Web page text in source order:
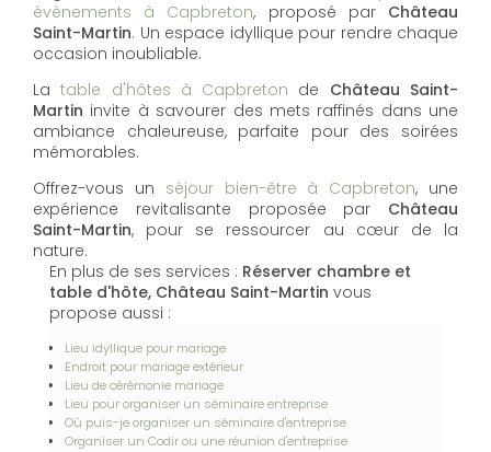
évènements à Capbreton, proposé par Château
Saint-Martin. Un espace idyllique pour rendre chaque
occasion inoubliable.
Latable d'hôtes à Capbreton de Château Saint-
Martin invite à savourer des mets raffinés dans une
ambiance chaleureuse, parfaite pour des soirées
mémorables.
Offrez-vous un séjour bien-être à Capbreton, une
expérience revitalisante proposée par Château
Saint-Martin, pour se ressourcer au cœur de la
nature.
En plus de ses services : Réserver chambre et
table d'hôte, Château Saint-Martin vous
propose aussi :
Lieu idyllique pour mariage
Endroit pour mariage extérieur
Lieu de cérémonie mariage
Lieu pour organiser un séminaire entreprise
Où puis-je organiser un séminaire d'entreprise
Organiser un Codir ou une réunion d'entreprise